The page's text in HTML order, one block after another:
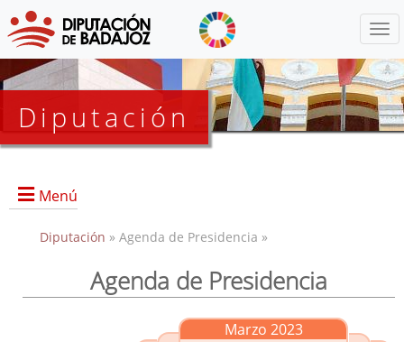
Diputación
Menú
Presidencia
Diputación » Agenda de Presidencia »
Agenda de Presidencia
Marzo 2023